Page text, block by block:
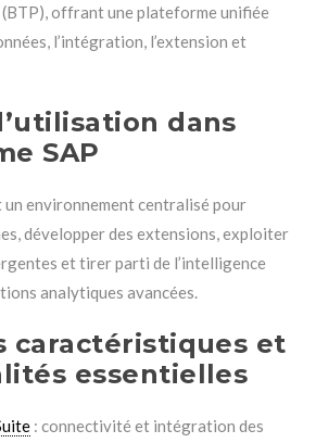
offrant une plateforme unifiée
l’intégration, l’extension et
dans
SAP
environnement centralisé pour
développer des extensions, exploiter
et tirer parti de l’intelligence
analytiques avancées.
caractéristiques et
essentielles
: connectivité et intégration des